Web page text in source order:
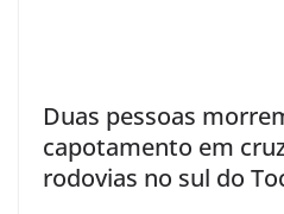
Duas pessoas
capotamento em
rodovias no sul do